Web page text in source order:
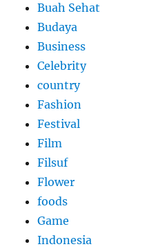
Buah Sehat
Budaya
Business
Celebrity
country
Fashion
Festival
Film
Filsuf
Flower
foods
Game
Indonesia